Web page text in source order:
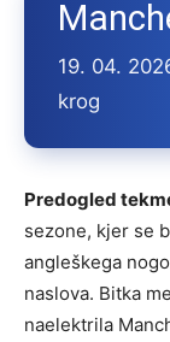
19. 04.
krog
Predogled
sezone, kjer se
angleškega
naslova. Bitka
naelektrila